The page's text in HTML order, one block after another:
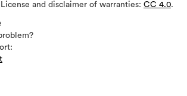
and disclaimer of warranties: CC 4.0.